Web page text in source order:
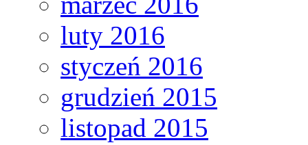
luty 2016
styczeń 2016
grudzień 2015
listopad 2015